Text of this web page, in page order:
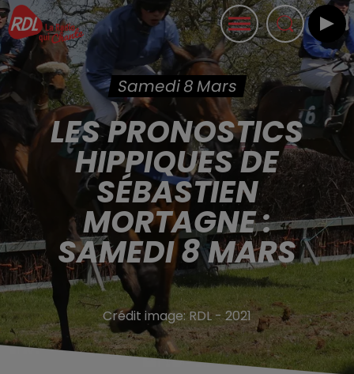
Samedi 8 Mars
LES PRONOSTICS
HIPPIQUES DE
SÉBASTIEN
MORTAGNE :
SAMEDI 8 MARS
Crédit image:RDL - 2021